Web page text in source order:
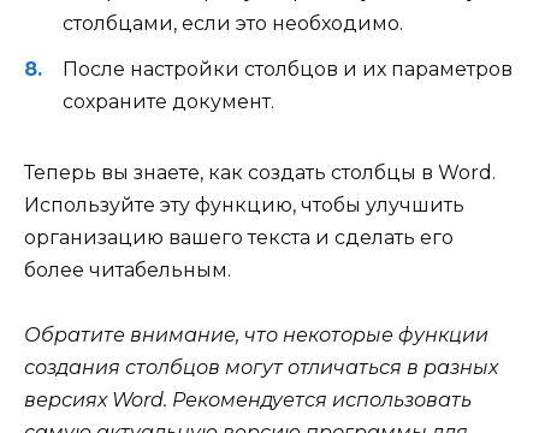
столбцами, если это необходимо.
После настройки столбцов и их параметров
сохраните документ.
Теперь вы знаете, как создать столбцы в Word.
Используйте эту функцию, чтобы улучшить
организацию вашего текста и сделать его
более читабельным.
Обратите внимание, что некоторые функции
создания столбцов могут отличаться в разных
версиях Word. Рекомендуется использовать